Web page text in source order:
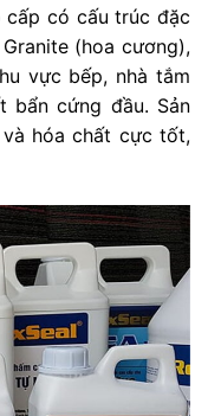
cấp có cấu trúc đặc
(hoa cương),
vực bếp, nhà tắm
bẩn cứng đầu. Sản
hóa chất cực tốt,